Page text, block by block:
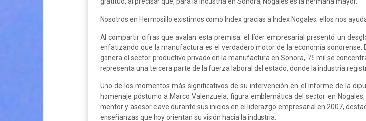
gratitud, al precisar que, para la industria en Sonora, Nogales es la hermana mayor.
Nosotros en Hermosillo existimos como Index gracias a Index Nogales; ellos nos
Al compartir cifras que avalan esta premisa, el líder empresarial presentó un
enfatizando que la manufactura es el verdadero motor de la economía sonorense.
genera el sector productivo privado en la manufactura en Sonora, 75 mil se
representa una tercera parte de la fuerza laboral del estado, donde la industria
Uno de los momentos más significativos de su intervención en el informe de la
homenaje póstumo a Marco Valenzuela, figura emblemática del sector en
mentor y asesor clave durante sus inicios en el liderazgo empresarial en 2007,
enseñanzas que hoy orientan su visión hacia la industria.